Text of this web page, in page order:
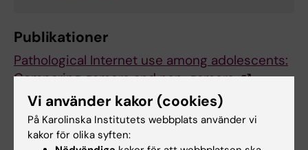
Publikationer
Pathological Internet use among adolescents:
Comparing gamers and non-gamers.
Strittmatter E, Kaess M, Parzer P, Fischer G,
Carli V, Hoven CW,et al
Psychiatry Res 2015 Jul;228(1):128-35
Vi använder kakor (cookies)
På Karolinska Institutets webbplats använder vi
kakor för olika syften: